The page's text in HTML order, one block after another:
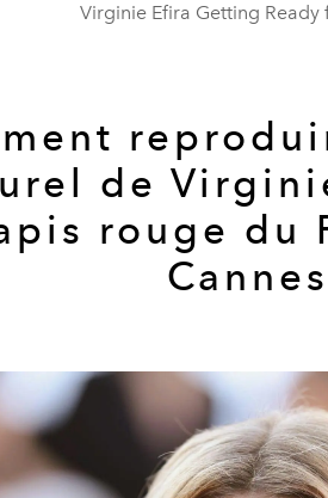
Virginie Efira Getting Ready
de
rouge du